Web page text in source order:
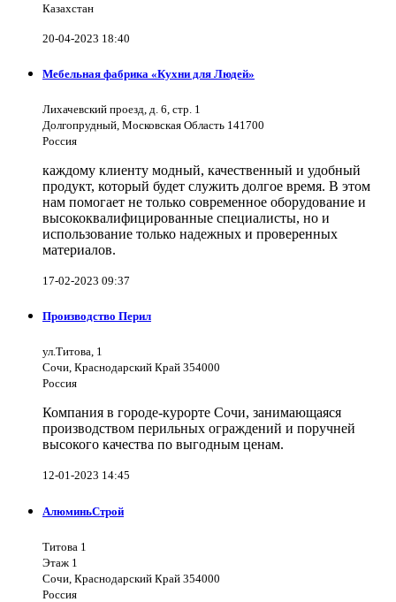
Казахстан
20-04-2023 18:40
Мебельная фабрика «Кухни для Людей»
Лихачевский проезд, д. 6, стр. 1
Долгопрудный, Московская Область 141700
Россия
каждому клиенту модный, качественный и удобный
продукт, который будет служить долгое время. В этом
нам помогает не только современное оборудование и
высококвалифицированные специалисты, но и
использование только надежных и проверенных
материалов.
17-02-2023 09:37
Производство Перил
ул.Титова, 1
Сочи, Краснодарский Край 354000
Россия
Компания в городе-курорте Сочи, занимающаяся
производством перильных ограждений и поручней
высокого качества по выгодным ценам.
12-01-2023 14:45
АлюминьСтрой
Титова 1
Этаж 1
Сочи, Краснодарский Край 354000
Россия